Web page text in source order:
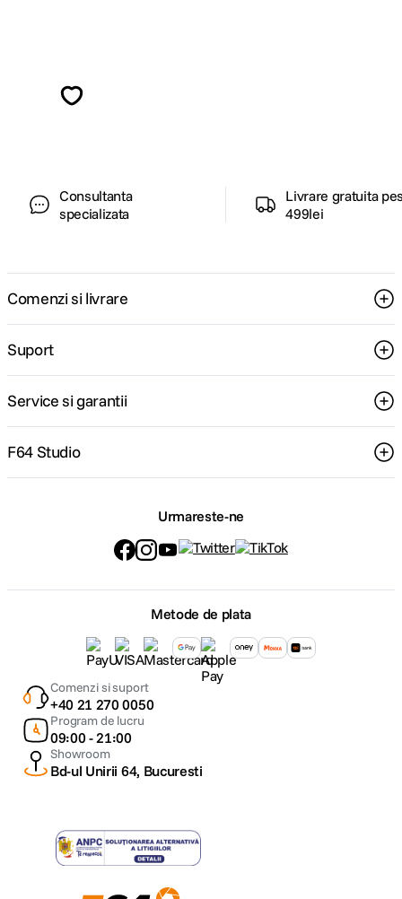
Consultanta
specializata
Livrare gratuita
499lei
Comenzi si livrare
Suport
Service si garantii
F64 Studio
Urmareste-ne
Metode de plata
Comenzi si suport
+40 21 270 0050
Program de lucru
09:00 - 21:00
Showroom
Bd-ul Unirii 64, Bucuresti